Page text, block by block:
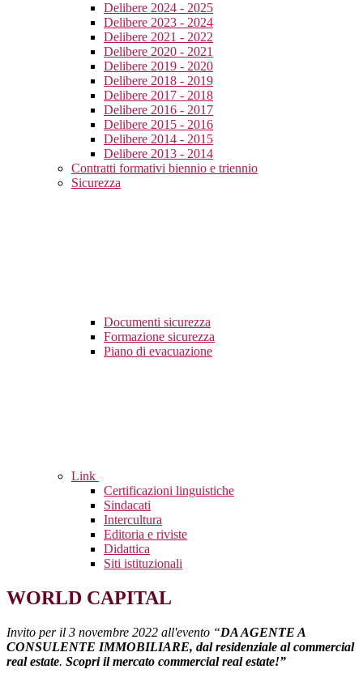
Delibere 2024 - 2025
Delibere 2023 - 2024
Delibere 2021 - 2022
Delibere 2020 - 2021
Delibere 2019 - 2020
Delibere 2018 - 2019
Delibere 2017 - 2018
Delibere 2016 - 2017
Delibere 2015 - 2016
Delibere 2014 - 2015
Delibere 2013 - 2014
Contratti formativi biennio e triennio
Sicurezza
Documenti sicurezza
Formazione sicurezza
Piano di evacuazione
Link
Certificazioni linguistiche
Sindacati
Intercultura
Editoria e riviste
Didattica
Siti istituzionali
WORLD CAPITAL
Invito per il 3 novembre 2022 all'evento “DA AGENTE A
CONSULENTE IMMOBILIARE, dal residenziale al commercial
real estate. Scopri il mercato commercial real estate!”